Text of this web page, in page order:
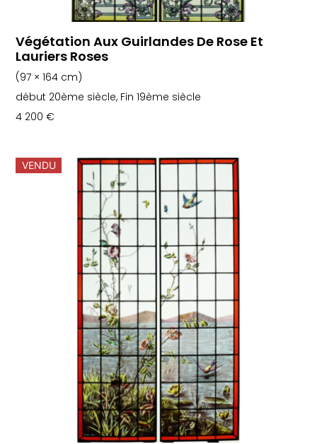
Végétation Aux Guirlandes De Rose Et
Lauriers Roses
(97 × 164 cm)
début 20ème siècle, Fin 19ème siècle
4 200€
VENDU